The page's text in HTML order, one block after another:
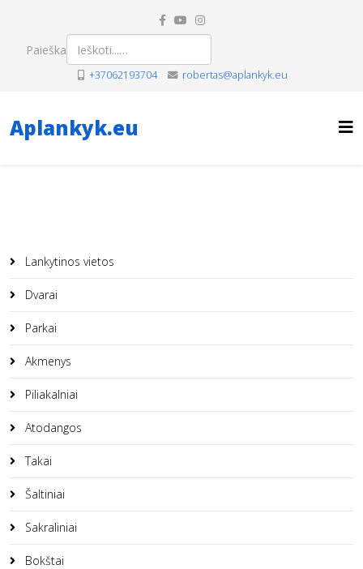
Paieška
+37062193704 robertas@aplankyk.eu
Aplankyk.eu
Lankytinos vietos
Dvarai
Parkai
Akmenys
Piliakalniai
Atodangos
Takai
Šaltiniai
Sakraliniai
Bokštai